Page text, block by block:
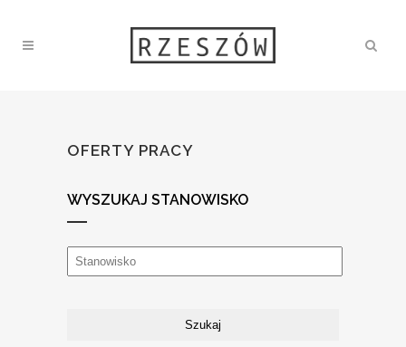
OFERTY PRACY
WYSZUKAJ STANOWISKO